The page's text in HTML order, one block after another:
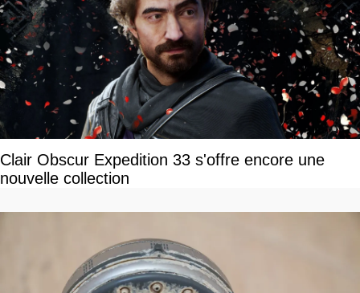
Clair Obscur Expedition 33 s'offre encore une
nouvelle collection